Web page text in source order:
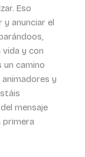
Eso
anunciar el
y con
un camino
y
mensaje
primera